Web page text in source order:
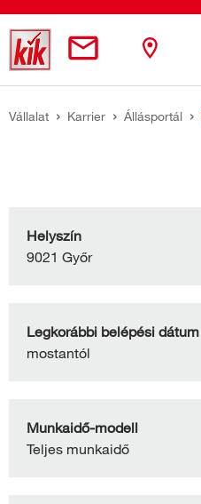
Skip to main content
Vállalat Karrier Állásportál
Helyszín
9021 Győr
Legkorábbi belépési dátum
mostantól
Munkaidő-modell
Teljes munkaidő